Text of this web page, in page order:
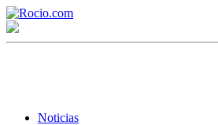
Noticias